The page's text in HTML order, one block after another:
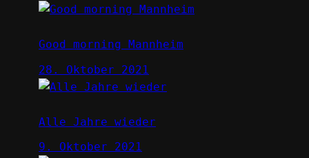
Good morning Mannheim
28. Oktober 2021
Alle Jahre wieder
9. Oktober 2021